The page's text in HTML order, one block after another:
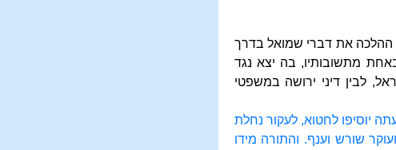
ההלכה את דברי שמואל בדרך
מתשובותיו, בה יצא נגד
לבין דיני ירושה במשפטי
יוסיפו לחטוא, לעקור נחלת
שורש וענף. והתורה מידו